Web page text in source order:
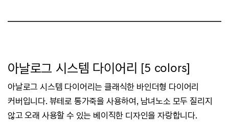
아날로그 시스템 다이어리 [5 colors]
아날로그 시스템 다이어리는 클래식한 바인더형 다이어리
커버입니다. 뷰테로 통가죽을 사용하여, 남녀노소 모두 질리지
않고 오래 사용할 수 있는 베이직한 디자인을 자랑합니다.